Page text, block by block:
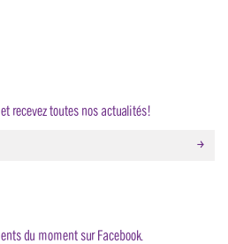
recevez toutes nos actualités!
￫
du moment sur Facebook.